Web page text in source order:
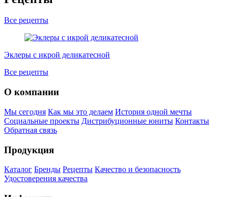
Все рецепты
Эклеры с икрой деликатесной
Все рецепты
О компании
Мы сегодня Как мы это делаем История одной мечты
Социальные проекты Дистрибуционные юниты Контакты
Обратная связь
Продукция
Каталог Бренды Рецепты Качество и безопасность
Удостоверения качества